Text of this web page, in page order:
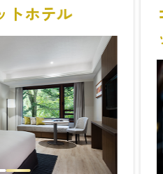
トホテル